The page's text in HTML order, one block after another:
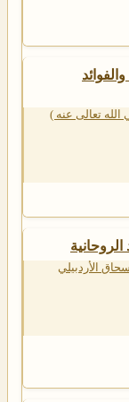
تعالى عنه )
الأردبيلي